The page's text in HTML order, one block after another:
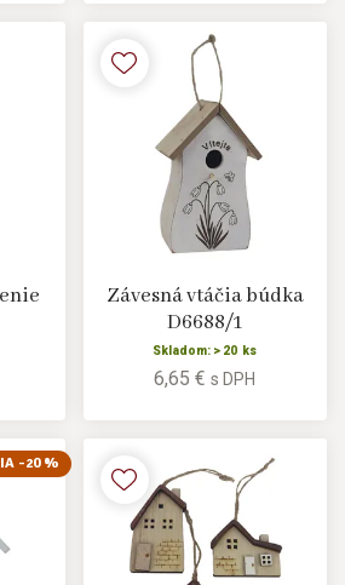
Závesná vtáčia búdka
D6688/1
Skladom: > 20 ks
6,65 €s DPH
-20 %